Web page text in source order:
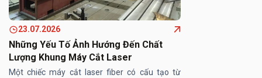
23.07.2026
Những Yếu Tố Ảnh Hướng Đến Chất
Lượng Khung Máy Cắt Laser
Một chiếc máy cắt laser fiber có cấu tạo từ